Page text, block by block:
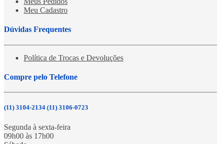
Meu Cadastro
Dúvidas Frequentes
Política de Trocas e Devoluções
Compre pelo Telefone
(11) 3104-2134 (11) 3106-0723
Segunda à sexta-feira
09h00 às 17h00